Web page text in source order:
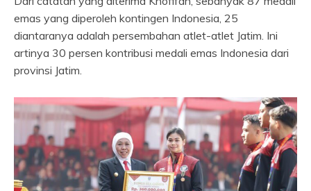
emas yang diperoleh kontingen Indonesia, 25
diantaranya adalah persembahan atlet-atlet Jatim. Ini
artinya 30 persen kontribusi medali emas Indonesia dari
provinsi Jatim.